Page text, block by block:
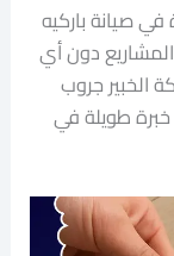
صيانة باركيه
دون أي
الخبير جروب
طويلة في